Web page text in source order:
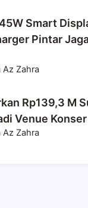
Smart
Pintar
Az Zahra
Rp139,3 M
Venue Konser
Az Zahra